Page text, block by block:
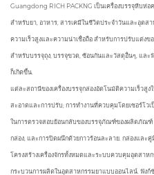
Guangdong RICH PACKNG เป็นเครื่องบรรจุหีบห่
สำหรับยา, อาหาร, สารเคมีในชีวิตประจำวันและอุตส
ความเร็วสูงและความน่าเชื่อถือ สำหรับการปรับแต่ง
สำหรับบรรจุถุง, บรรจุขวด, ซ้อนกันและวัสดุอื่นๆ, และ
ก็เกิดขึ้น.
แต่ละสถานีของเครื่องบรรจุกล่องอัตโนมัติความเร็วสู
สะอาดและการปรับ; การทำงานที่ควบคุมโดยเซอร์โ
ในการตรวจสอบย้อนกลับของบรรจุภัณฑ์ของผลิตภัณฑ์
กล่อง, และการปิดผนึกด้วยกาวร้อนละลาย. กล่องและ
โครงสร้างเครื่องจักรทั้งหมดและระบบควบคุมอุตสา
กระบวนการผลิตในอุตสาหกรรมยาแบบออนไลน์. ฟัง